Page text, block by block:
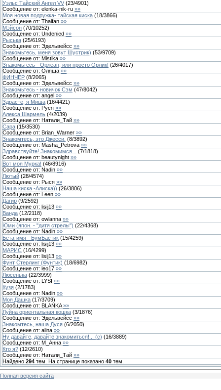
Уэльс Тайский Ангел VV (23/4901)
Сообщение от: elenka-nik-ru »»
Моя новая подружка- тайская киска (18/3866)
Сообщение от: Thaifan »»
Мэйсон (70/10252)
Сообщение от: Undenied »»
Рыська (25/6193)
Сообщение от: Эдельвейсс »»
Знакомьтесь, меня зовут Шустрик) (53/9709)
Сообщение от: Mistika »»
Знакомьтесь - Орлеан, или просто Орлик! (26/4017)
Сообщение от: Оляша »»
ФИНЧЕР (8/2065)
Сообщение от: Эдельвейсс »»
Знакомьтесь - новичок Сэм (47/8042)
Сообщение от: angel »»
Здрасте, я Миша (16/4421)
Сообщение от: Руся »»
Алекса Шармель (4/2039)
Сообщение от: Натали_Тай »»
Сара (15/3530)
Сообщение от: Brian_Warner »»
Знакомтесь, это Джесси. (8/3892)
Сообщение от: Masha_Petrova »»
Здравствуйте! Знакомимся...
(7/1818)
Сообщение от: beautynight »»
Вот моя Мурка! (46/8916)
Сообщение от: Nadin »»
Лютый (28/4574)
Сообщение от: Рыся »»
Наша киска -Алиска)) (26/3806)
Сообщение от: Leen »»
Дагир (9/2592)
Сообщение от: lisij13 »»
Ванда (12/2118)
Сообщение от: owlanna »»
Юми (япон. - "дитя стрелы") (22/4368)
Сообщение от: Nadin »»
Бета-имя - БумБастик (15/4259)
Сообщение от: lisij13 »»
МАРИС (16/4299)
Сообщение от: lisij13 »»
Фунт Стерлинг (Фунтик) (18/6982)
Сообщение от: leo17 »»
Люсенька (22/3999)
Сообщение от: LYSI »»
Кузя (2/1783)
Сообщение от: Nadin »»
Моя Дашка (17/3709)
Сообщение от: BLANKA »»
Луйна ориентальная кошка (3/1876)
Сообщение от: Эдельвейсс »»
Знакомтесь, наша Дуся (6/2050)
Сообщение от: alina »»
Ну давайте, давайте знакомиться!... (с) (16/3889)
Сообщение от: М_Анна »»
Кто я? (12/2610)
Сообщение от: Натали_Тай »»
Найдено 294 тем. На странице показано 40 тем.
Полная версия сайта